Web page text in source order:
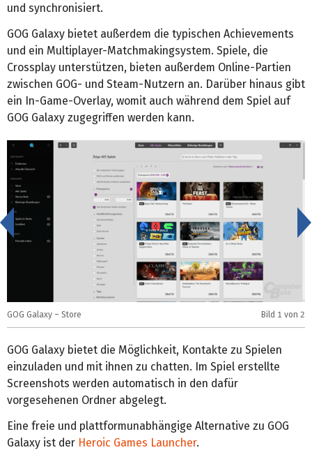
und synchronisiert.
GOG Galaxy bietet außerdem die typischen Achievements
und ein Multiplayer-Matchmakingsystem. Spiele, die
Crossplay unterstützen, bieten außerdem Online-Partien
zwischen GOG- und Steam-Nutzern an. Darüber hinaus gibt
ein In-Game-Overlay, womit auch während dem Spiel auf
GOG Galaxy zugegriffen werden kann.
GOG Galaxy – Store Bild 1 von 2
<
GOG Galaxy bietet die Möglichkeit, Kontakte zu Spielen
einzuladen und mit ihnen zu chatten. Im Spiel erstellte
Screenshots werden automatisch in den dafür
vorgesehenen Ordner abgelegt.
Eine freie und plattformunabhängige Alternative zu GOG
Galaxy ist der Heroic Games Launcher.